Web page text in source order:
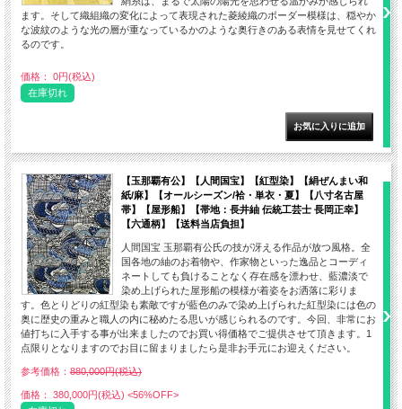
ます。そして織組織の変化によって表現された菱綾織のボーダー模様は、穏やか
な波紋のような光の層が重なっているかのような奥行きのある表情を見せてくれ
るのです。
価格： 0円(税込)
在庫切れ
【玉那覇有公】【人間国宝】【紅型染】【絹ぜんまい和
紙/麻】【オールシーズン/袷・単衣・夏】【八寸名古屋
帯】【屋形船】【帯地：長井紬 伝統工芸士 長岡正幸】
【六通柄】【送料当店負担】
人間国宝 玉那覇有公氏の技が冴える作品が放つ風格。全
国各地の紬のお着物や、作家物といった逸品とコーディ
ネートしても負けることなく存在感を漂わせ、藍濃淡で
染め上げられた屋形船の模様が着姿をお洒落に彩りま
す。色とりどりの紅型染も素敵ですが藍色のみで染め上げられた紅型染には色の
奥に歴史の重みと職人の内に秘めたる思いが感じられるのです。今回、非常にお
値打ちに入手する事が出来ましたのでお買い得価格でご提供させて頂きます。1
点限りとなりますのでお目に留まりましたら是非お手元にお迎えください。
参考価格： 880,000円(税込)
価格： 380,000円(税込) <56%OFF>